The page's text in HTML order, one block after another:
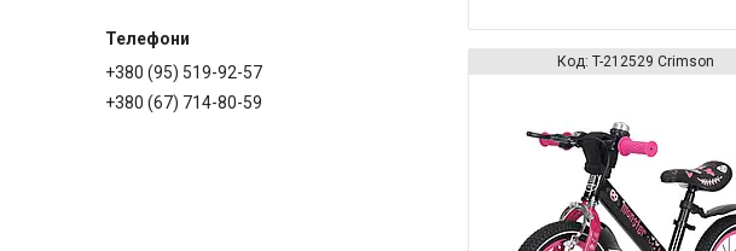
T-212529 Crimson
+380 (95) 519-92-57
+380 (67) 714-80-59